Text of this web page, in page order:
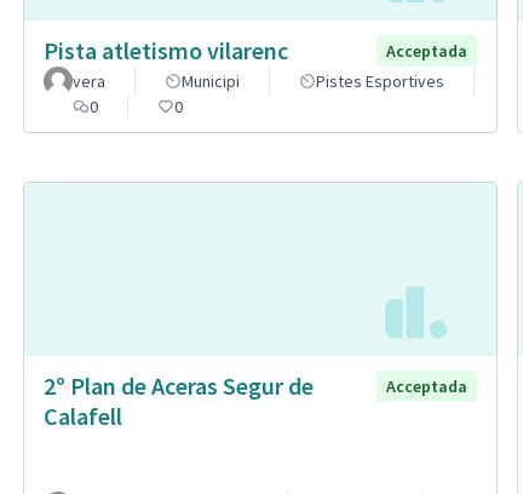
Pista atletismo vilarenc
Acceptada
vera
Municipi
Pistes Esportives
0
0
2º Plan de Aceras Segur de
Calafell
Acceptada